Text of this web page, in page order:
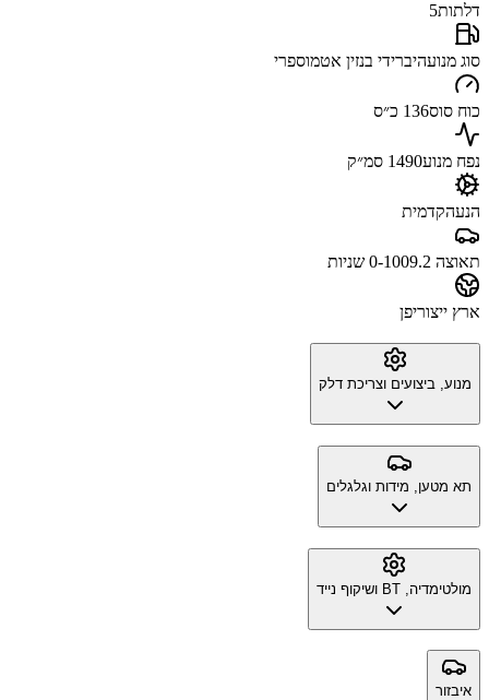
דלתות5
סוג מנועהיברידי בנזין אטמוספרי
כוח סוס136 כ״ס
נפח מנוע1490 סמ״ק
הנעהקדמית
תאוצה 0-100 9.2 שניות
ארץ ייצוריפן
מנוע, ביצועים וצריכת דלק
תא מטען, מידות וגלגלים
מולטימדיה, BT ושיקוף נייד
איבזור